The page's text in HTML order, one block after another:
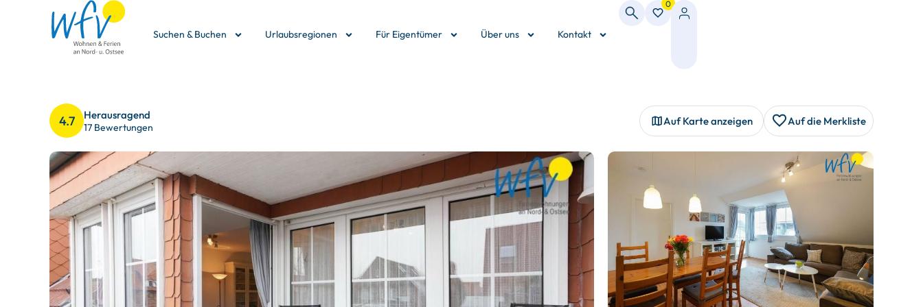
Suchen & Buchen Urlaubsregionen Für Eigentümer Über uns Kontakt
0
4.7 Herausragend
17 Bewertungen Auf Karte anzeigen Auf die Merkliste